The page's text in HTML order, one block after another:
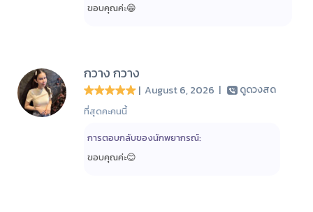
ขอบคุณค่ะ😁
กวาง กวาง
| August 6, 2026 | ดูดวงสด
ที่สุดคะคนนี้
การตอบกลับของนักพยากรณ์:
ขอบคุณค่ะ😊